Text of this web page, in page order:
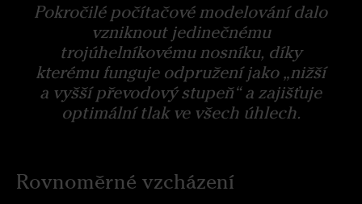
Pokročilé počítačové modelování dalo
vzniknout jedinečnému
trojúhelníkovému nosníku, díky
kterému funguje odpružení jako „nižší
a vyšší převodový stupeň“ a zajišťuje
optimální tlak ve všech úhlech.
Rovnoměrné vzcházení